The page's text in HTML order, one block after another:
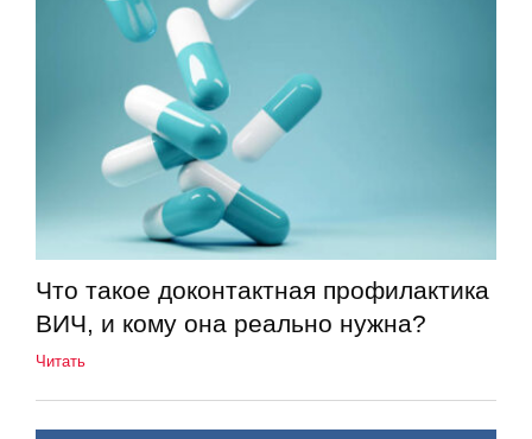
Что такое доконтактная профилактика
ВИЧ, и кому она реально нужна?
Читать